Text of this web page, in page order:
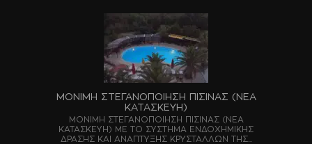
ΜΟΝΙΜΗ ΣΤΕΓΑΝΟΠΟΙΗΣΗ ΠΙΣΙΝΑΣ (ΝΕΑ
ΚΑΤΑΣΚΕΥΗ)
ΜΟΝΙΜΗ ΣΤΕΓΑΝΟΠΟΙΗΣΗ ΠΙΣΙΝΑΣ (ΝΕΑ
ΚΑΤΑΣΚΕΥΗ) ΜΕ ΤΟ ΣΥΣΤΗΜΑ ΕΝΔΟΧΗΜΙΚΗΣ
ΔΡΑΣΗΣ ΚΑΙ ΑΝΑΠΤΥΞΗΣ ΚΡΥΣΤΑΛΛΩΝ ΤΗΣ...